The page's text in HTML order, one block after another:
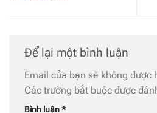
Để lại một bình luận
Email của bạn sẽ không được
Các trường bắt buộc được
Bình luận*